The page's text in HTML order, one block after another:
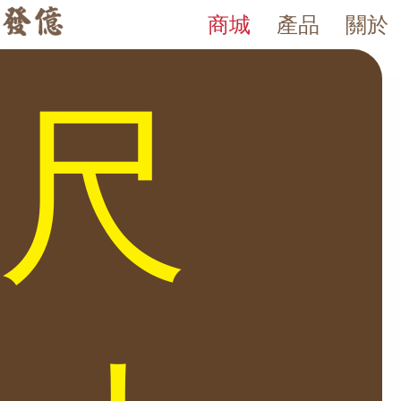
發億金庫｜台灣 40 年保險箱專賣店・防火防盜金庫・床頭櫃保
發億金庫（仁浦科技）自 1984 年創立，為台灣擁有 40 多年經
關於
產品
商城
AE 系列 保險箱
AE-4F 發億金庫 40 年保險箱專賣，全台五間門市（台北・竹北・台中